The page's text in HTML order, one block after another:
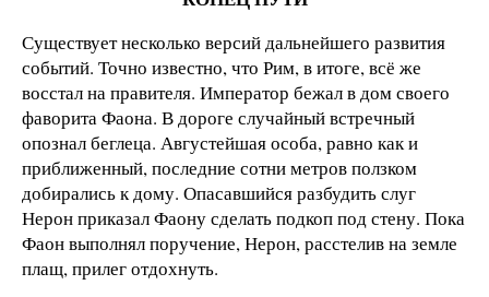
Существует несколько версий дальнейшего развития
событий. Точно известно, что Рим, в итоге, всё же
восстал на правителя. Император бежал в дом своего
фаворита Фаона. В дороге случайный встречный
опознал беглеца. Августейшая особа, равно как и
приближенный, последние сотни метров ползком
добирались к дому. Опасавшийся разбудить слуг
Нерон приказал Фаону сделать подкоп под стену. Пока
Фаон выполнял поручение, Нерон, расстелив на земле
плащ, прилег отдохнуть.